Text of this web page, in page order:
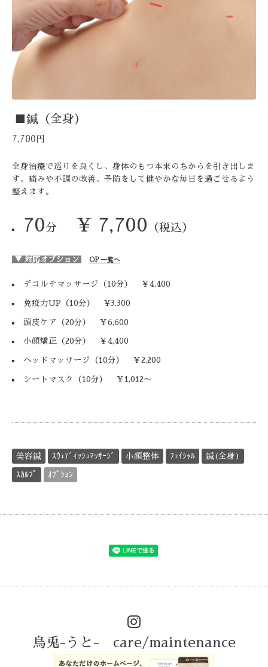
■鍼（全身）
7,700円
全身治療で巡りを良くし、身体のもつ本来のちからを引き出しま
す。痛みや不調の改善、予防をして健やかな毎日を過ごせるよう
整えます。
70分 ¥ 7,700 （税込）
▼ 対応オプション OP一覧へ
デコルテマッサージ （10分） ￥4,400
免疫力UP （10分） ¥3,300
頭皮ケア （20分） ￥6,600
小顔矯正 （20分） ￥4,400
ヘッドマッサージ （10分） ￥2,200
シートマスク （10分） ￥1,012〜
美容鍼 ｽｳｪﾃﾞｨｯｼｭﾏｯｻｰｼﾞ 小顔整体 ﾌｪｲｼｬﾙ 鍼(全身)
ｽｶﾙﾌﾟ ｵﾌﾟｼｮﾝ
烏兎-うと- care/maintenance